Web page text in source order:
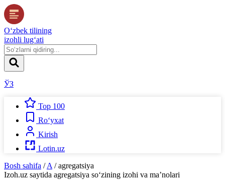
O‘zbek tilining
izohli lug‘ati
ЎЗ
Top 100
Ro‘yxat
Kirish
Lotin.uz
Bosh sahifa / A / agregatsiya
Izoh.uz saytida agregatsiya so‘zining izohi va ma’nolari